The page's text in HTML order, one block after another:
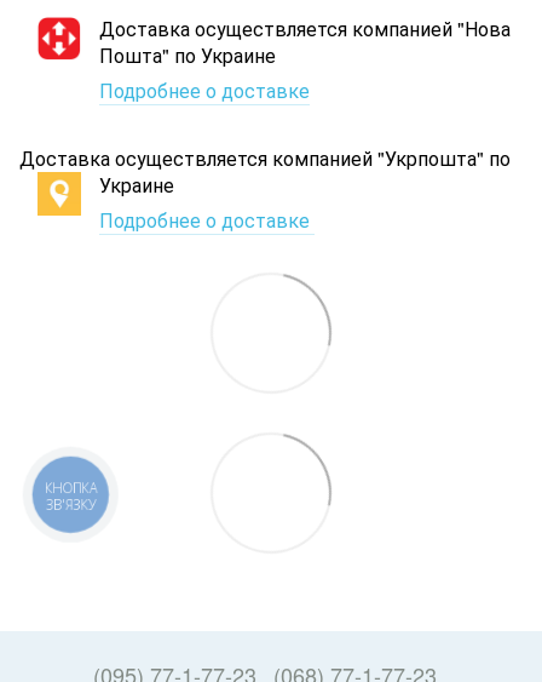
Доставка осуществляется компанией "Нова
Пошта" по Украине
Подробнее о доставке
Доставка осуществляется компанией "Укрпошта" по
Украине
Подробнее о доставке
(095) 77-1-77-23 (068) 77-1-77-23
КНОПКА
ЗВ'ЯЗКУ